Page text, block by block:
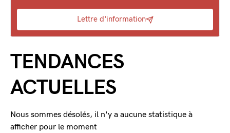
Lettre d'information
TENDANCES
ACTUELLES
Nous sommes désolés, il n'y a aucune statistique à
afficher pour le moment